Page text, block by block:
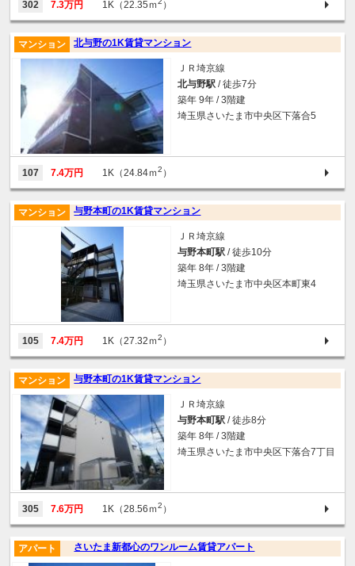
302 7.3万円 1K（22.35ｍ ）
北与野の1K賃貸マンション
マンション
ＪＲ埼京線
北与野駅 / 徒歩7分
築年 9年 / 3階建
埼玉県さいたま市中央区下落合5
107 7.4万円 1K（24.84ｍ2 ）
与野本町の1K賃貸マンション
マンション
ＪＲ埼京線
与野本町駅 / 徒歩10分
築年 8年 / 3階建
埼玉県さいたま市中央区本町東4
105 7.4万円 1K（27.32ｍ2 ）
与野本町の1K賃貸マンション
マンション
ＪＲ埼京線
与野本町駅 / 徒歩8分
築年 8年 / 3階建
埼玉県さいたま市中央区下落合7丁目
305 7.6万円 1K（28.56ｍ2 ）
さいたま新都心のワンルーム賃貸アパート
アパート